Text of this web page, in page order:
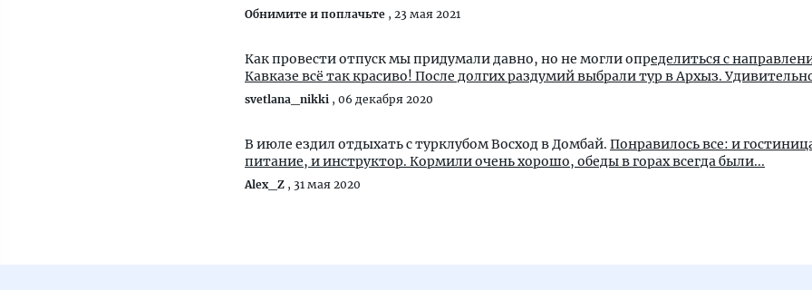
Обнимите и поплачьте , 23 мая 2021
Как провести отпуск мы придумали давно, но не могли определиться с
Кавказе всё так красиво! После долгих раздумий выбрали тур в Архыз.
svetlana_nikki , 06 декабря 2020
В июле ездил отдыхать с турклубом Восход в Домбай. Понравилось все: и
питание, и инструктор. Кормили очень хорошо, обеды в горах всегда были...
Alex_Z , 31 мая 2020